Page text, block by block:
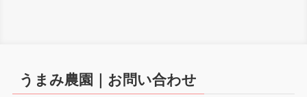
うまみ農園｜お問い合わせ